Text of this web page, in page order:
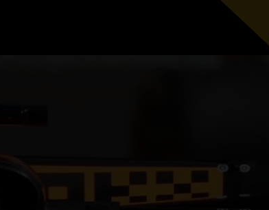
FOUNDERS
GRAND PRIX RADIO TEAM